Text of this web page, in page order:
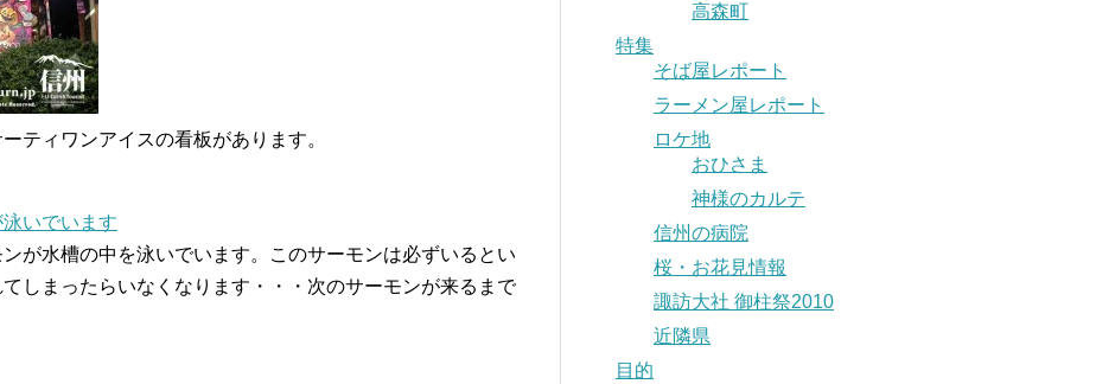
ティワンアイスの看板があります。
が水槽の中を泳いでいます。このサーモンは必ずいるとい
しまったらいなくなります・・・次のサーモンが来るまで
高森町
特集
そば屋レポート
ラーメン屋レポート
ロケ地
おひさま
神様のカルテ
信州の病院
桜・お花見情報
諏訪大社 御柱祭2010
近隣県
目的